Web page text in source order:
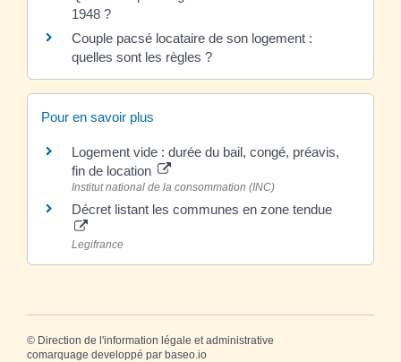
1948 ?
Couple pacsé locataire de son logement :
quelles sont les règles ?
Pour en savoir plus
Logement vide : durée du bail, congé, préavis,
fin de location
Institut national de la consommation (INC)
Décret listant les communes en zone tendue
Legifrance
© Direction de l'information légale et administrative
comarquage developpé par baseo.io